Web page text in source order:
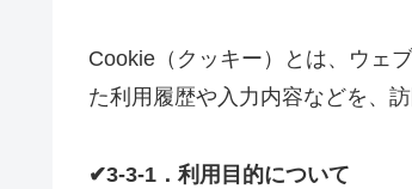
Cookie（クッキー）とは、ウェ
た利用履歴や入力内容などを、
✔3-3-1．利用目的について